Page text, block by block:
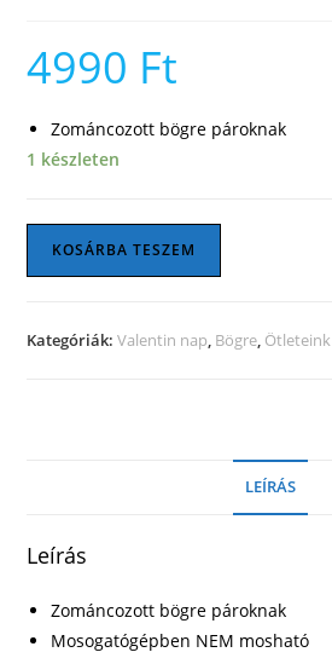
4990 Ft
Zománcozott bögre pároknak
1 készleten
Zománcozott
KOSÁRBA TESZEM
Kategóriák:Valentin nap, Bögre, Ötleteink
LEÍRÁS
Leírás
Zománcozott bögre pároknak
Mosogatógépben NEM mosható